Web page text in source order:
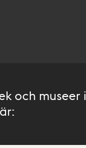
och museer i